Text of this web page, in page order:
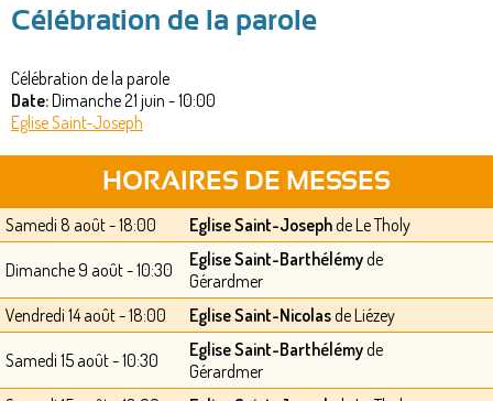
êtes
ici
Célébration de la parole
Célébration de la parole
Date:Dimanche 21 juin - 10:00
Eglise Saint-Joseph
HORAIRES DE MESSES
Samedi 8 août - 18:00 Eglise Saint-Josephde Le Tholy
Dimanche 9 août - 10:30 Eglise Saint-Barthélémyde
Gérardmer
Vendredi 14 août - 18:00
Eglise Saint-Nicolasde Liézey
Samedi 15 août - 10:30 Eglise Saint-Barthélémyde
Gérardmer